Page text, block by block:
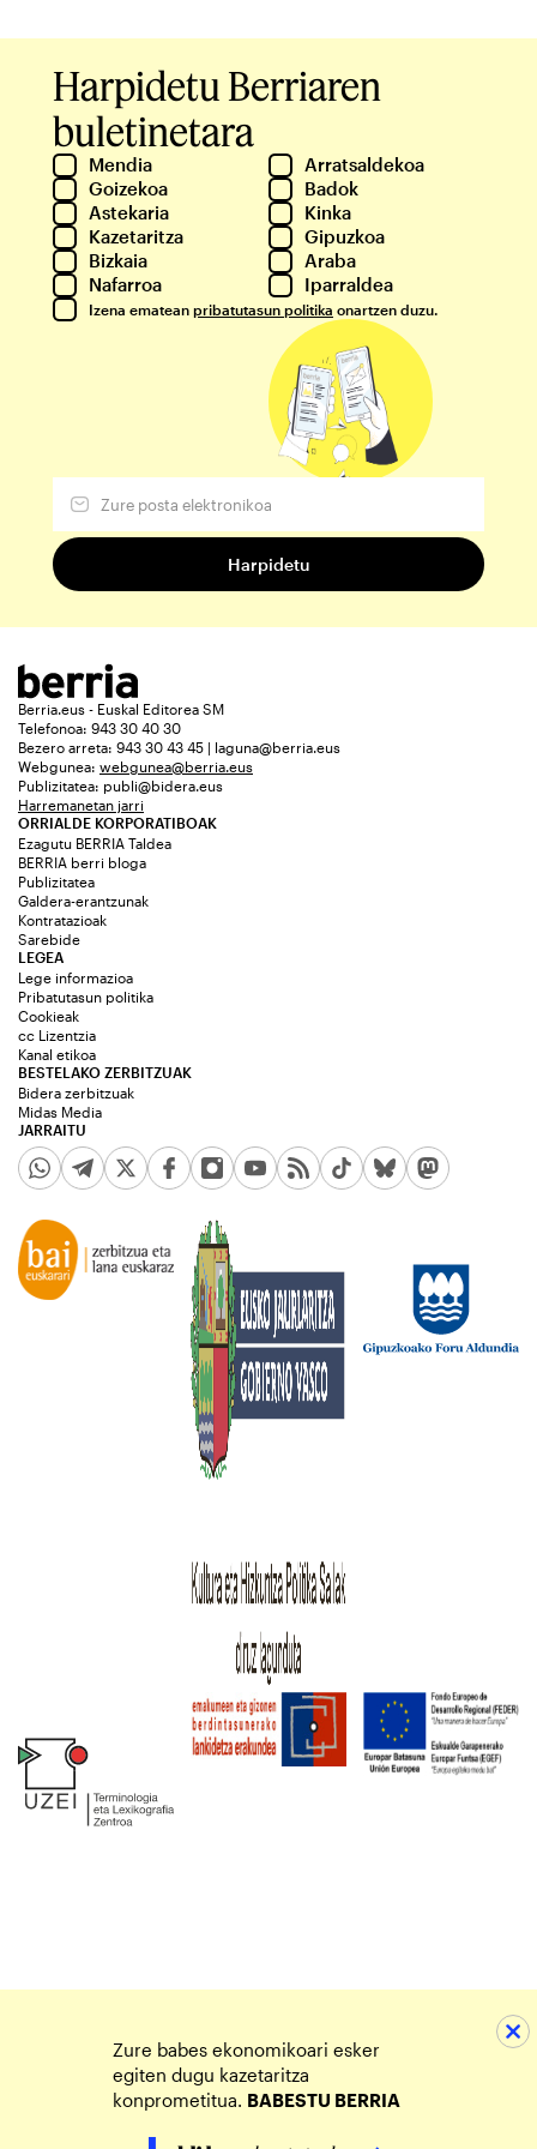
Harpidetu Berriaren
buletinetara
Mendia
Arratsaldekoa
Goizekoa
Badok
Astekaria
Kinka
Kazetaritza
Gipuzkoa
Bizkaia
Araba
Nafarroa
Iparraldea
Izena ematean pribatutasun politika onartzen duzu.
Berria.eus - Euskal Editorea SM
Telefonoa: 943 30 40 30
Bezero arreta: 943 30 43 45 | laguna@berria.eus
Webgunea: webgunea@berria.eus
Publizitatea: publi@bidera.eus
Harremanetan jarri
ORRIALDE KORPORATIBOAK
Ezagutu BERRIA Taldea
BERRIA berri bloga
Publizitatea
Galdera-erantzunak
Kontratazioak
Sarebide
JARRAITU
LEGEA
Lege informazioa
Pribatutasun politika
Cookieak
cc Lizentzia
Kanal etikoa
BESTELAKO ZERBITZUAK
Bidera zerbitzuak
Midas Media
Zure babes ekonomikoari esker
egiten dugu kazetaritza
konprometitua. BABESTU BERRIA